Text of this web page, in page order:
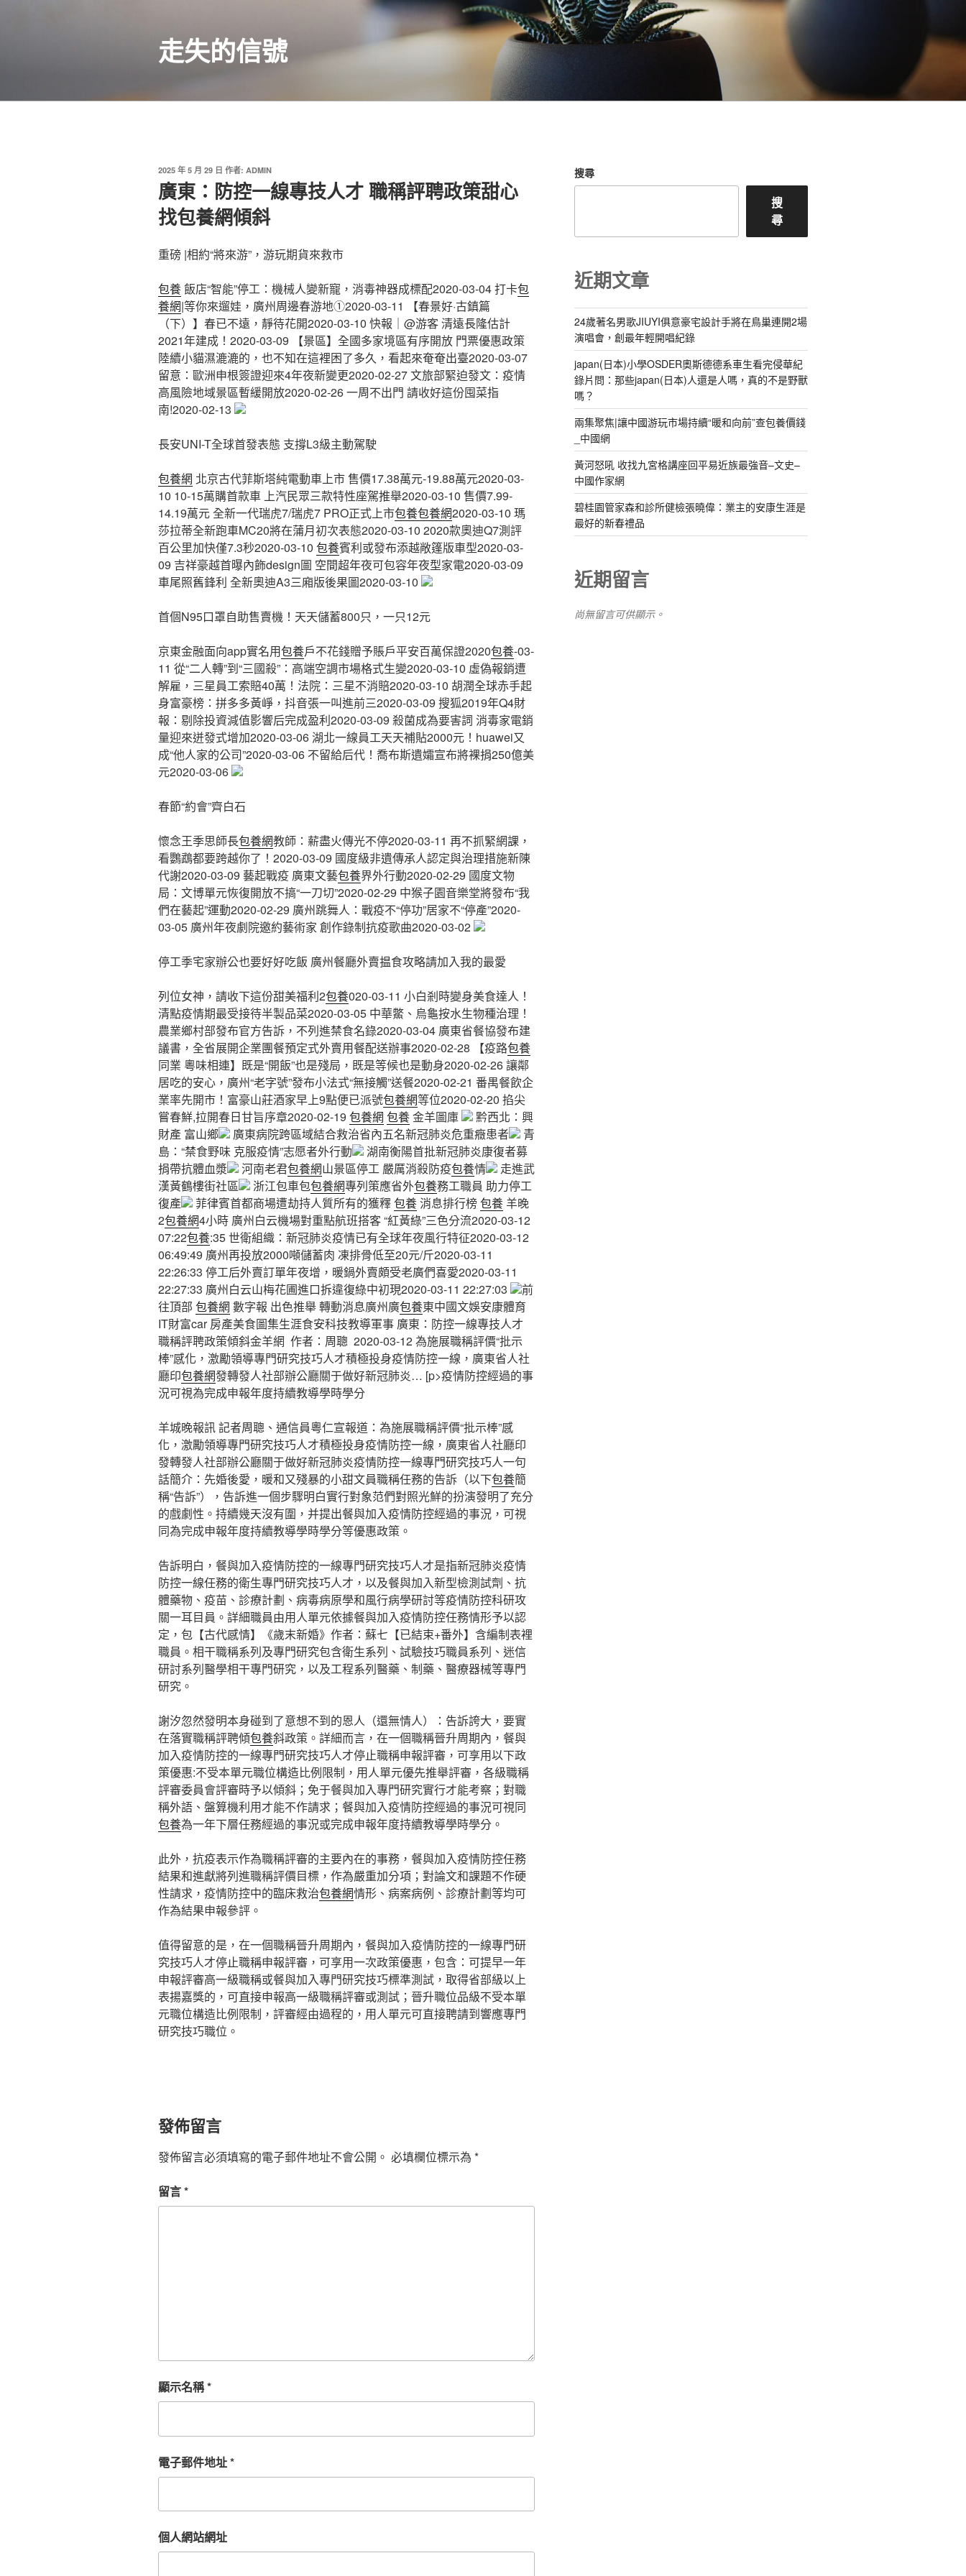
走失的信號
發
佈
於
2025 年 5 月 29 日 作者: ADMIN
廣東：防控一線專技人才 職稱評聘政策甜心
找包養網傾斜
重磅 |相約“將來游”，游玩期貨來救市
包養飯店“智能”停工：機械人變新寵，消毒神器成標配2020-03-04 打卡包
養網|等你來遛娃，廣州周邊春游地①2020-03-11 【春景好·古鎮篇
（下）】春已不遠，靜待花開2020-03-10 快報｜@游客 清遠長隆估計
2021年建成！2020-03-09 【景區】全國多家境區有序開放 門票優惠政策
陸續小貓濕漉漉的，也不知在這裡困了多久，看起來奄奄出臺2020-03-07
留意：歐洲申根簽證迎來4年夜新變更2020-02-27 文旅部緊迫發文：疫情
高風險地域景區暫緩開放2020-02-26 一周不出門 請收好這份囤菜指
南!2020-02-13
​長安UNI-T全球首發表態 支撐L3級主動駕駛
包養網 北京古代菲斯塔純電動車上市 售價17.38萬元-19.88萬元2020-03-
10 ​10-15萬購首款車 上汽民眾三款特性座駕推舉2020-03-10 ​售價7.99-
14.19萬元 全新一代瑞虎7/瑞虎7 PRO正式上市包養包養網2020-03-10 瑪
莎拉蒂全新跑車MC20將在蒲月初次表態2020-03-10 2020款奧迪Q7測評
百公里加快僅7.3秒2020-03-10 包養賓利或發布添越敞篷版車型2020-03-
09 吉祥豪越首曝內飾design圖 空間超年夜可包容年夜型家電2020-03-09
車尾照舊鋒利 全新奧迪A3三廂版後果圖2020-03-10
首個N95口罩自助售賣機！天天儲蓄800只，一只12元
京東金融面向app實名用包養戶不花錢贈予賬戶平安百萬保證2020包養-03-
11 從“二人轉”到“三國殺”：高端空調市場格式生變2020-03-10 虛偽報銷遭
解雇，三星員工索賠40萬！法院：三星不消賠2020-03-10 胡潤全球赤手起
身富豪榜：拼多多黃崢，抖音張一叫進前三2020-03-09 搜狐2019年Q4財
報：剔除投資減值影響后完成盈利2020-03-09 殺菌成為要害詞 消毒家電銷
量迎來迸發式增加2020-03-06 湖北一線員工天天補貼2000元！huawei又
成“他人家的公司”2020-03-06 不留給后代！喬布斯遺孀宣布將裸捐250億美
元2020-03-06
春節“約會”齊白石
懷念王季思師長包養網教師：薪盡火傳光不停2020-03-11 再不抓緊網課，
看鸚鵡都要跨越你了！2020-03-09 國度級非遺傳承人認定與治理措施新陳
代謝2020-03-09 藝起戰疫 廣東文藝包養界外行動2020-02-29 國度文物
局：文博單元恢復開放不搞“一刀切”2020-02-29 中猴子園音樂堂將發布“我
們在藝起”運動2020-02-29 廣州跳舞人：戰疫不“停功”居家不“停產”2020-
03-05 廣州年夜劇院邀約藝術家 創作錄制抗疫歌曲2020-03-02
停工季宅家辦公也要好好吃飯 廣州餐廳外賣揾食攻略請加入我的最愛
列位女神，請收下這份甜美福利2包養020-03-11 小白剎時變身美食達人！
清點疫情期最受接待半製品菜2020-03-05 中華鱉、烏龜按水生物種治理！
農業鄉村部發布官方告訴，不列進禁食名錄2020-03-04 廣東省餐協發布建
議書，全省展開企業團餐預定式外賣用餐配送辦事2020-02-28 【疫路包養
同業 粵味相連】既是“開飯”也是殘局，既是等候也是動身2020-02-26 讓鄰
居吃的安心，廣州“老字號”發布小法式“無接觸”送餐2020-02-21 番禺餐飲企
業率先開市！富豪山莊酒家早上9點便已派號包養網等位2020-02-20 掐尖
嘗春鮮,拉開春日甘旨序章2020-02-19 包養網 包養金羊圖庫
黔西北：興
財產 富山鄉
廣東病院跨區域結合救治省內五名新冠肺炎危重癥患者
青
島：“禁食野味 克服疫情”志愿者外行動
湖南衡陽首批新冠肺炎康復者募
捐帶抗體血漿
河南老君包養網山景區停工 嚴厲消殺防疫包養情
走進武
漢黃鶴樓街社區
浙江包車包包養網專列策應省外包養務工職員 助力停工
復產
菲律賓首都商場遭劫持人質所有的獲釋包養消息排行榜包養羊晚
2包養網4小時 廣州白云機場對重點航班搭客 “紅黃綠”三色分流2020-03-12
07:22包養:35 世衛組織：新冠肺炎疫情已有全球年夜風行特征2020-03-12
06:49:49 廣州再投放2000噸儲蓄肉 凍排骨低至20元/斤2020-03-11
22:26:33 停工后外賣訂單年夜增，暖鍋外賣頗受老廣們喜愛2020-03-11
22:27:33 廣州白云山梅花圃進口拆違復綠中初現2020-03-11 22:27:03
前
往頂部 包養網 數字報 出色推舉 轉動消息廣州廣包養東中國文娛安康體育
IT財富car 房產美食圖集生涯食安科技教導軍事 廣東：防控一線專技人才
職稱評聘政策傾斜金羊網 作者：周聰 2020-03-12 為施展職稱評價“批示
棒”感化，激勵領導專門研究技巧人才積極投身疫情防控一線，廣東省人社
廳印包養網發轉發人社部辦公廳關于做好新冠肺炎… [p>疫情防控經過的事
況可視為完成申報年度持續教導學時學分
羊城晚報訊 記者周聰、通信員粵仁宣報道：為施展職稱評價“批示棒”感
化，激勵領導專門研究技巧人才積極投身疫情防控一線，廣東省人社廳印
發轉發人社部辦公廳關于做好新冠肺炎疫情防控一線專門研究技巧人一句
話簡介：先婚後愛，暖和又殘暴的小甜文員職稱任務的告訴（以下包養簡
稱“告訴”），告訴進一個步驟明白實行對象范們對照光鮮的扮演發明了充分
的戲劇性。持續幾天沒有圍，并提出餐與加入疫情防控經過的事況，可視
同為完成申報年度持續教導學時學分等優惠政策。
告訴明白，餐與加入疫情防控的一線專門研究技巧人才是指新冠肺炎疫情
防控一線任務的衛生專門研究技巧人才，以及餐與加入新型檢測試劑、抗
體藥物、疫苗、診療計劃、病毒病原學和風行病學研討等疫情防控科研攻
關一耳目員。詳細職員由用人單元依據餐與加入疫情防控任務情形予以認
定，包【古代感情】《歲末新婚》作者：蘇七【已結束+番外】含編制表裡
職員。相干職稱系列及專門研究包含衛生系列、試驗技巧職員系列、迷信
研討系列醫學相干專門研究，以及工程系列醫藥、制藥、醫療器械等專門
研究。
謝汐忽然發明本身碰到了意想不到的恩人（還無情人）：告訴誇大，要實
在落實職稱評聘傾包養斜政策。詳細而言，在一個職稱晉升周期內，餐與
加入疫情防控的一線專門研究技巧人才停止職稱申報評審，可享用以下政
策優惠:不受本單元職位構造比例限制，用人單元優先推舉評審，各級職稱
評審委員會評審時予以傾斜；免于餐與加入專門研究實行才能考察；對職
稱外語、盤算機利用才能不作請求；餐與加入疫情防控經過的事況可視同
包養為一年下層任務經過的事況或完成申報年度持續教導學時學分。
此外，抗疫表示作為職稱評審的主要內在的事務，餐與加入疫情防控任務
結果和進獻將列進職稱評價目標，作為嚴重加分項；對論文和課題不作硬
性請求，疫情防控中的臨床救治包養網情形、病案病例、診療計劃等均可
作為結果申報參評。
值得留意的是，在一個職稱晉升周期內，餐與加入疫情防控的一線專門研
究技巧人才停止職稱申報評審，可享用一次政策優惠，包含：可提早一年
申報評審高一級職稱或餐與加入專門研究技巧標準測試，取得省部級以上
表揚嘉獎的，可直接申報高一級職稱評審或測試；晉升職位品級不受本單
元職位構造比例限制，評審經由過程的，用人單元可直接聘請到響應專門
研究技巧職位。
發佈留言
發佈留言必須填寫的電子郵件地址不會公開。 必填欄位標示為 *
留言*
顯示名稱*
電子郵件地址*
個人網站網址
搜尋
搜
尋
近期文章
24歲著名男歌JIUYI俱意豪宅設計手將在鳥巢連開2場
演唱會，創最年輕開唱紀錄
japan(日本)小學OSDER奧斯德德系車生看完侵華紀
錄片問：那些japan(日本)人還是人嗎，真的不是野獸
嗎？
兩集聚焦|讓中國游玩市場持續“暖和向前”查包養價錢
_中國網
黃河怒吼 收找九宮格講座回平易近族最強音–文史–
中國作家網
碧桂園管家森和診所健檢張曉偉：業主的安康生涯是
最好的新春禮品
近期留言
尚無留言可供顯示。